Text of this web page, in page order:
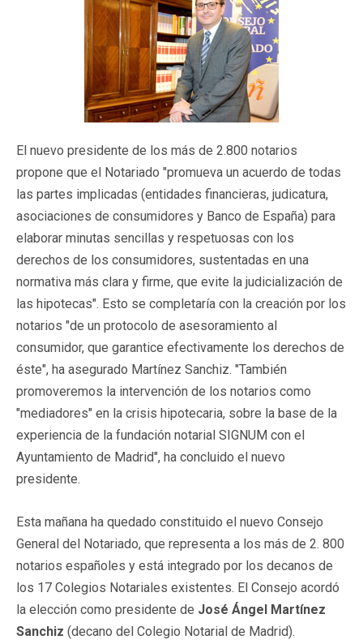
El nuevo presidente de los más de 2.800 notarios
propone que el Notariado "promueva un acuerdo de todas
las partes implicadas (entidades financieras, judicatura,
asociaciones de consumidores y Banco de España) para
elaborar minutas sencillas y respetuosas con los
derechos de los consumidores, sustentadas en una
normativa más clara y firme, que evite la judicialización de
las hipotecas". Esto se completaría con la creación por los
notarios "de un protocolo de asesoramiento al
consumidor, que garantice efectivamente los derechos de
éste", ha asegurado Martínez Sanchiz. "También
promoveremos la intervención de los notarios como
"mediadores" en la crisis hipotecaria, sobre la base de la
experiencia de la fundación notarial SIGNUM con el
Ayuntamiento de Madrid", ha concluido el nuevo
presidente.
Esta mañana ha quedado constituido el nuevo Consejo
General del Notariado, que representa a los más de 2. 800
notarios españoles y está integrado por los decanos de
los 17 Colegios Notariales existentes. El Consejo acordó
la elección como presidente de José Ángel Martínez
Sanchiz (decano del Colegio Notarial de Madrid).